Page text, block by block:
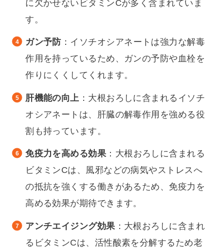
に欠かせないビタミンCが多く含まれていま
す。
ガン予防：イソチオシアネートは強力な解毒
作用を持っているため、ガンの予防や血栓を
作りにくくしてくれます。
肝機能の向上 ：大根おろしに含まれるイソチ
オシアネートは、肝臓の解毒作用を強める役
割も持っています。
免疫力を高める効果：大根おろしに含まれる
ビタミンCは、風邪などの病気やストレスへ
の抵抗を強くする働きがあるため、免疫力を
高める効果が期待できます。
アンチエイジング効果 ：大根おろしに含まれ
るビタミンCは、活性酸素を分解するため老